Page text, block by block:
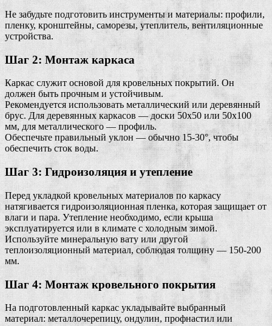
Не забудьте подготовить инструменты и материалы: профили,
пленку, кронштейны, саморезы, утеплитель, вентиляционные
устройства.
Шаг 2: Монтаж каркаса
Каркас служит основой для кровельных покрытий. Он
должен быть прочным и устойчивым.
Рекомендуется использовать металлический или деревянный
брус. Для деревянных каркасов — доски 50х50 или 50х100
мм, для металлического — профиль.
Обеспечьте правильный уклон — обычно 15-30°, чтобы
обеспечить сток воды.
Шаг 3: Гидроизоляция и утепление
Перед укладкой кровельных материалов по каркасу
натягивается гидроизоляционная пленка, которая защищает от
влаги и пара. Утепление необходимо, если крыша
эксплуатируется или в климате с холодным зимой.
Используйте минеральную вату или другой
теплоизоляционный материал, соблюдая толщину — 150-200
мм.
Шаг 4: Монтаж кровельного покрытия
На подготовленный каркас укладывайте выбранный
материал: металлочерепицу, ондулин, профнастил или